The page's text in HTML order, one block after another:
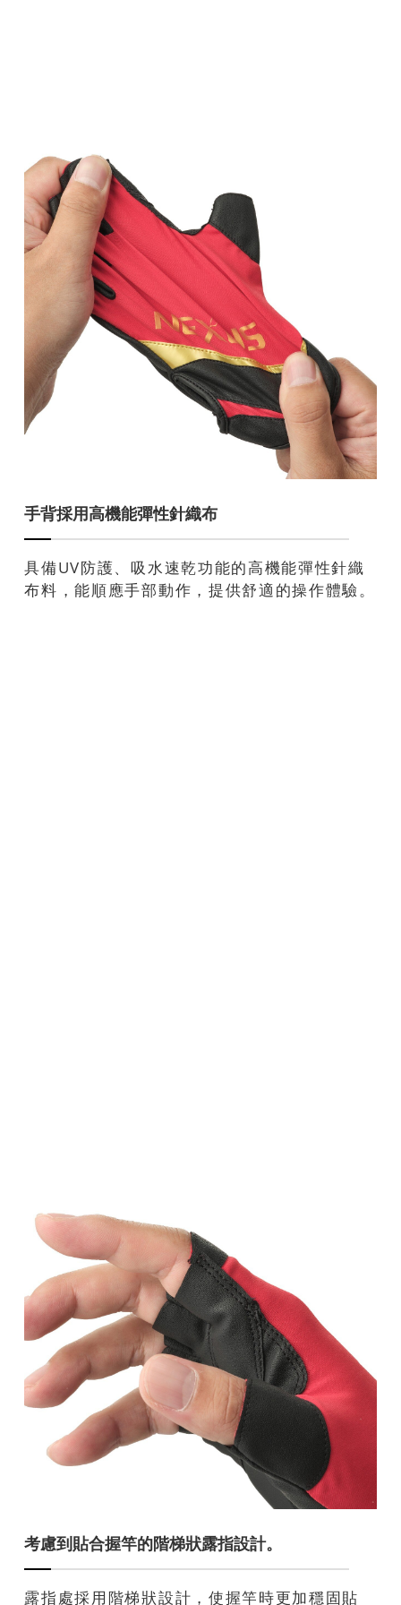
手背採用高機能彈性針織布
具備UV防護、吸水速乾功能的高機能彈性針織
布料，能順應手部動作，提供舒適的操作體驗。
考慮到貼合握竿的階梯狀露指設計。
露指處採用階梯狀設計，使握竿時更加穩固貼